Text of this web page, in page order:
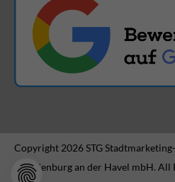
Copyright 2026 STG
Brandenburg an der Havel mbH. All